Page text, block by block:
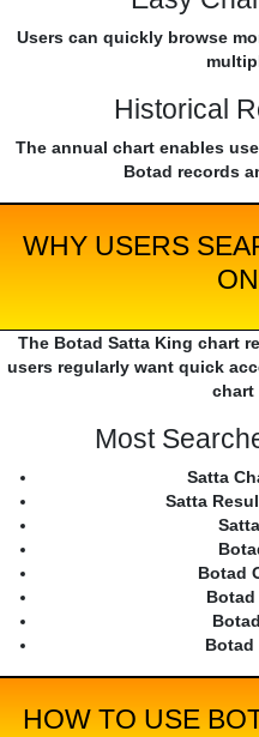
Users can quickly browse
Historical
The annual chart enables
Botad records
WHY USERS
The Botad Satta King chart
users regularly want quick
chart
Most
Satta
Satta
Botad
Botad
Botad
HOW TO USE